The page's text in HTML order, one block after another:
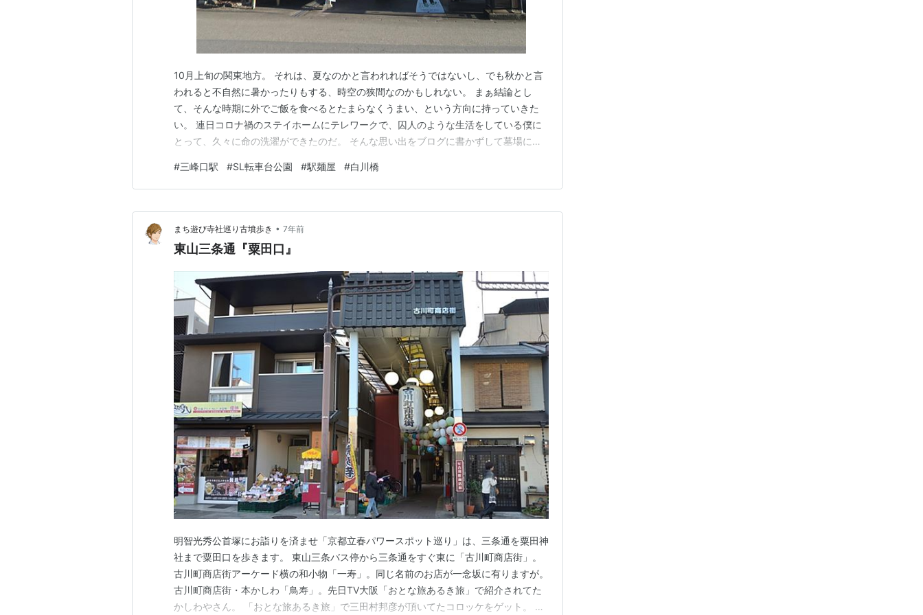
10月上旬の関東地方。 それは、夏なのかと言われればそうではないし、でも秋かと言
われると不自然に暑かったりもする、時空の狭間なのかもしれない。 まぁ結論とし
て、そんな時期に外でご飯を食べるとたまらなくうまい、という方向に持っていきた
い。 連日コロナ禍のステイホームにテレワークで、囚人のような生活をしている僕に
とって、久々に命の洗濯ができたのだ。 そんな思い出をブログに書かずして墓場に行
カンス 住所・スポット情報 埼玉県最西端の鉄道駅 予想最高気温は28℃。 車中泊明け
の早朝こそ寒かったものの、朝の8時に迫る現時…
#三峰口駅 #SL転車台公園 #駅麺屋 #白川橋
まち遊び寺社巡り古墳歩き • 7年前
東山三条通『粟田口』
明智光秀公首塚にお詣りを済ませ「京都立春パワースポット巡り」は、三条通を粟田神
社まで粟田口を歩きます。 東山三条バス停から三条通をすぐ東に「古川町商店街」。
古川町商店街アーケード横の和小物「一寿」。同じ名前のお店が一念坂に有りますが。
古川町商店街・本かしわ「鳥寿」。先日TV大阪「おとな旅あるき旅」で紹介されてた
かしわやさん。 「おとな旅あるき旅」で三田村邦彦が頂いてたコロッケをゲット。 ゲ